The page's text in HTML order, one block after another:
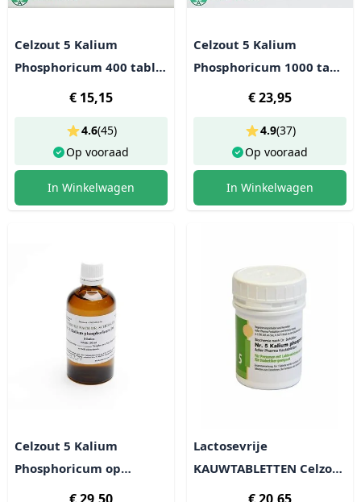
Celzout 5 Kalium
Phosphoricum 400 tabl
€ 15,15
Op vooraad
4.6(45)
In Winkelwagen
Celzout 5 Kalium
Phosphoricum 1000 tabl
€ 23,95
Op vooraad
4.9(37)
In Winkelwagen
Celzout 5 Kalium
Phosphoricum op
alcoholbasis - lactosevrij
Lactosevrije
KAUWTABLETTEN Celzout
5 Kalium phosphoricum -